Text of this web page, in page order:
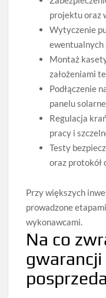
projektu oraz
Wytyczenie
ewentualnych
Montaż
założeniami
Podłączenie
panelu
Regulacja
pracy i
Testy
oraz protokół
Przy większych
prowadzone
wykonawcami.
Na co